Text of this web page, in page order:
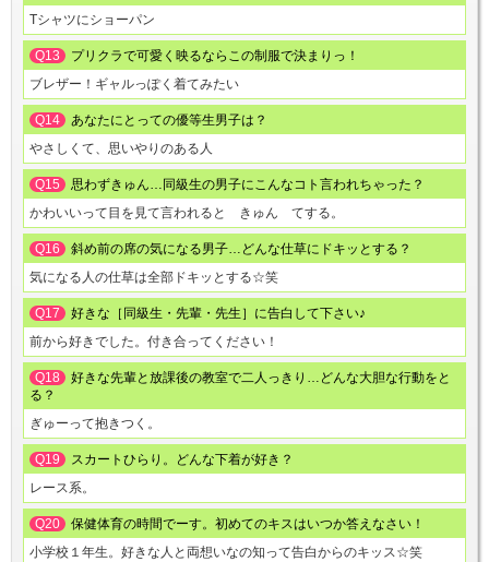
Tシャツにショーパン
Q13
プリクラで可愛く映るならこの制服で決まりっ！
ブレザー！ギャルっぽく着てみたい
Q14
あなたにとっての優等生男子は？
やさしくて、思いやりのある人
Q15
思わずきゅん…同級生の男子にこんなコト言われちゃった？
かわいいって目を見て言われると きゅん てする。
Q16
斜め前の席の気になる男子…どんな仕草にドキッとする？
気になる人の仕草は全部ドキッとする☆笑
Q17
好きな［同級生・先輩・先生］に告白して下さい♪
前から好きでした。付き合ってください！
Q18
好きな先輩と放課後の教室で二人っきり…どんな大胆な行動をと
る？
ぎゅーって抱きつく。
Q19
スカートひらり。どんな下着が好き？
レース系。
Q20
保健体育の時間でーす。初めてのキスはいつか答えなさい！
小学校１年生。好きな人と両想いなの知って告白からのキッス☆笑